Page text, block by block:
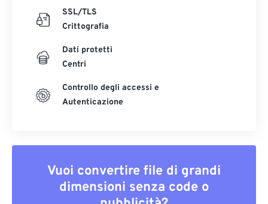
SSL/TLS
Crittografia
Dati protetti
Centri
Controllo degli accessi e
Autenticazione
Vuoi convertire file di grandi
dimensioni senza code o